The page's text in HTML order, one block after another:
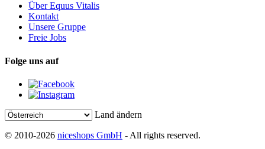
Über Equus Vitalis
Kontakt
Unsere Gruppe
Freie Jobs
Folge uns auf
Land ändern
© 2010-2026 niceshops GmbH - All rights reserved.